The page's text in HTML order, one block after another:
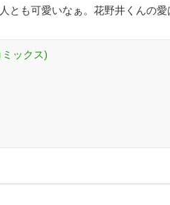
とも可愛いなぁ。花野井くんの愛
ックス)